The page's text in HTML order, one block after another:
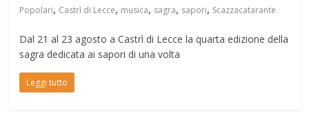
Popolari, Castrì di Lecce, musica, sagra, sapori, Scazzacatarante
Dal 21 al 23 agosto a Castrì di Lecce la quarta edizione della
sagra dedicata ai sapori di una volta
Leggi tutto